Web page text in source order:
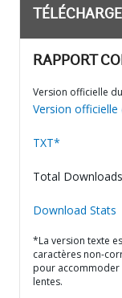
RAPPORT
Version officielle
Version officielle
TXT*
Total
Download Stats
*La version texte
caractères non-
pour accommoder
lentes.